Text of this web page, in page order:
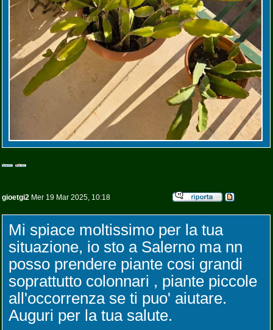
gioetgi2 Mer 19 Mar 2025, 10:18
Mi spiace moltissimo per la tua
situazione, io sto a Salerno ma nn
posso prendere piante cosi grandi
soprattutto colonnari , piante piccole
all'occorrenza se ti puo' aiutare.
Auguri per la tua salute.